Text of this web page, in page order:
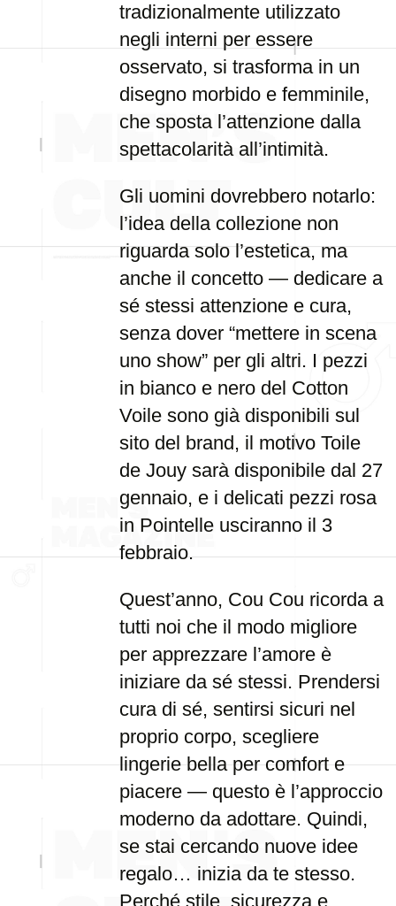
tradizionalmente utilizzato
negli interni per essere
osservato, si trasforma in un
disegno morbido e femminile,
che sposta l’attenzione dalla
spettacolarità all’intimità.
Gli uomini dovrebbero notarlo:
l’idea della collezione non
riguarda solo l’estetica, ma
anche il concetto — dedicare a
sé stessi attenzione e cura,
senza dover “mettere in scena
uno show” per gli altri. I pezzi
in bianco e nero del Cotton
Voile sono già disponibili sul
sito del brand, il motivo Toile
de Jouy sarà disponibile dal 27
gennaio, e i delicati pezzi rosa
in Pointelle usciranno il 3
febbraio.
Quest’anno, Cou Cou ricorda a
tutti noi che il modo migliore
per apprezzare l’amore è
iniziare da sé stessi. Prendersi
cura di sé, sentirsi sicuri nel
proprio corpo, scegliere
lingerie bella per comfort e
piacere — questo è l’approccio
moderno da adottare. Quindi,
se stai cercando nuove idee
regalo… inizia da te stesso.
Perché stile, sicurezza e